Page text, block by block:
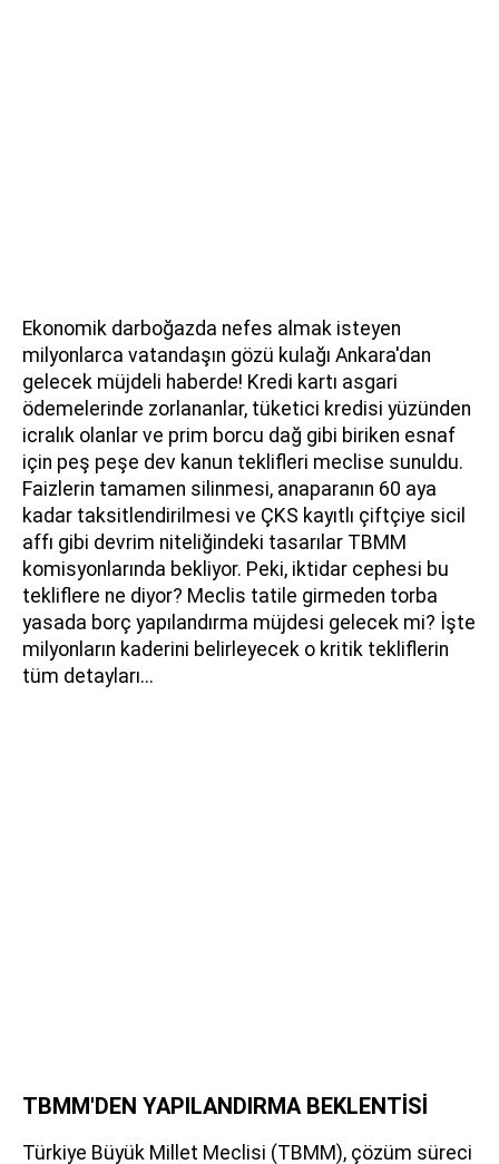
Ekonomik darboğazda nefes almak isteyen
milyonlarca vatandaşın gözü kulağı Ankara'dan
gelecek müjdeli haberde! Kredi kartı asgari
ödemelerinde zorlananlar, tüketici kredisi yüzünden
icralık olanlar ve prim borcu dağ gibi biriken esnaf
için peş peşe dev kanun teklifleri meclise sunuldu.
Faizlerin tamamen silinmesi, anaparanın 60 aya
kadar taksitlendirilmesi ve ÇKS kayıtlı çiftçiye sicil
affı gibi devrim niteliğindeki tasarılar TBMM
komisyonlarında bekliyor. Peki, iktidar cephesi bu
tekliflere ne diyor? Meclis tatile girmeden torba
yasada borç yapılandırma müjdesi gelecek mi? İşte
milyonların kaderini belirleyecek o kritik tekliflerin
tüm detayları...
TBMM'DEN YAPILANDIRMA BEKLENTİSİ
Türkiye Büyük Millet Meclisi (TBMM), çözüm süreci